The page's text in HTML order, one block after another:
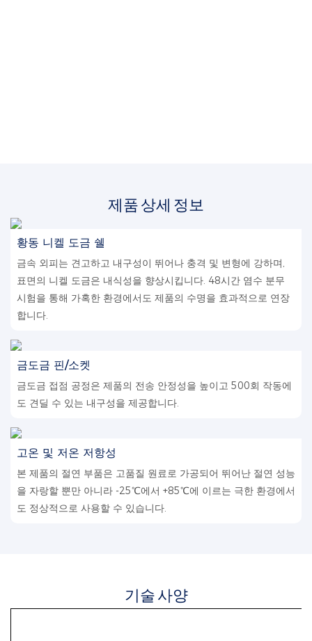
제품 상세 정보
황동 니켈 도금 쉘
금속 외피는 견고하고 내구성이 뛰어나 충격 및 변형에 강하며,
표면의 니켈 도금은 내식성을 향상시킵니다. 48시간 염수 분무
시험을 통해 가혹한 환경에서도 제품의 수명을 효과적으로 연장
합니다.
금도금 핀/소켓
금도금 접점 공정은 제품의 전송 안정성을 높이고 500회 작동에
도 견딜 수 있는 내구성을 제공합니다.
고온 및 저온 저항성
본 제품의 절연 부품은 고품질 원료로 가공되어 뛰어난 절연 성능
을 자랑할 뿐만 아니라 -25℃에서 +85℃에 이르는 극한 환경에서
도 정상적으로 사용할 수 있습니다.
기술 사양